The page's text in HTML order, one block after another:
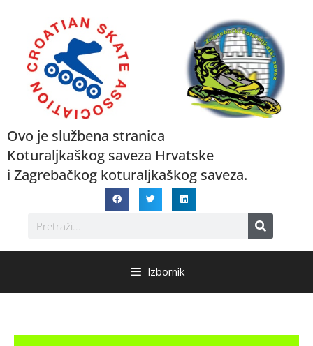
Ovo je službena stranica
Koturaljkaškog saveza Hrvatske
i Zagrebačkog koturaljkaškog saveza.
Izbornik